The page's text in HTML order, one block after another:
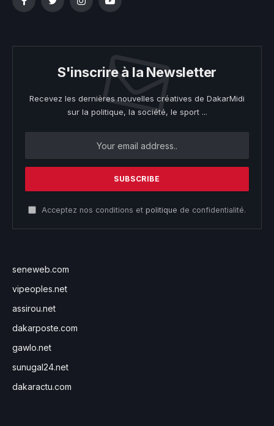
FacebookTwitterInstagramYouTube
S'inscrire à la Newsletter
Recevez les dernières nouvelles créatives de DakarMidi
sur la politique, la société, le sport ...
Acceptez nos conditions et politique de confidentialité.
seneweb.com
vipeoples.net
assirou.net
dakarposte.com
gawlo.net
sunugal24.net
dakaractu.com